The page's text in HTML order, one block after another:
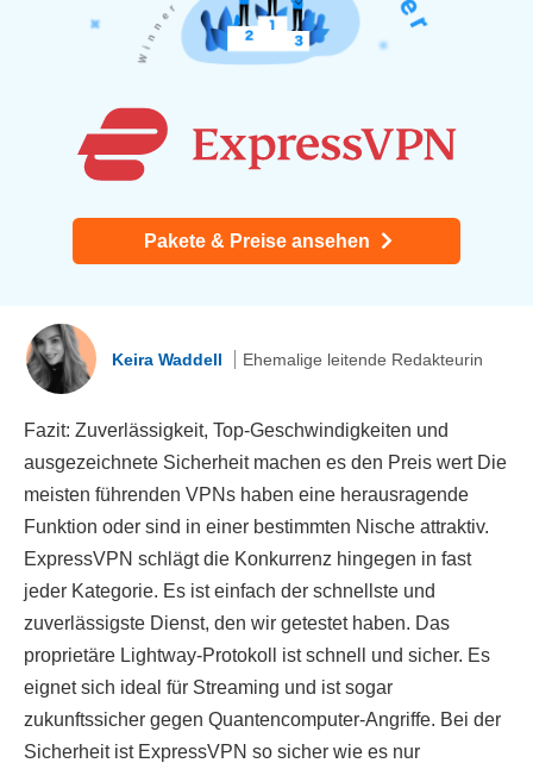
Pakete & Preise ansehen
Keira Waddell Ehemalige leitende Redakteurin
Fazit: Zuverlässigkeit, Top-Geschwindigkeiten und
ausgezeichnete Sicherheit machen es den Preis wert Die
meisten führenden VPNs haben eine herausragende
Funktion oder sind in einer bestimmten Nische attraktiv.
ExpressVPN schlägt die Konkurrenz hingegen in fast
jeder Kategorie. Es ist einfach der schnellste und
zuverlässigste Dienst, den wir getestet haben. Das
proprietäre Lightway-Protokoll ist schnell und sicher. Es
eignet sich ideal für Streaming und ist sogar
zukunftssicher gegen Quantencomputer-Angriffe. Bei der
Sicherheit ist ExpressVPN so sicher wie es nur